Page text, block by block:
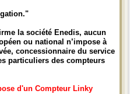
la société Enedis, aucun
ou national n’impose à
concessionnaire du service
particuliers des compteurs
d'un Compteur Linky